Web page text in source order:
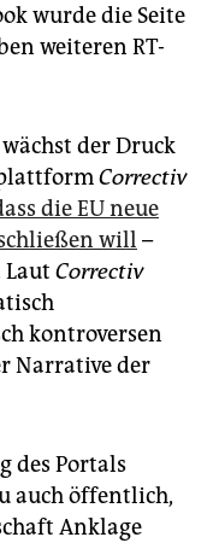
wurde die Seite
weiteren RT-
wächst der Druck
Correctiv
die EU neue
will –
Laut Correctiv
kontroversen
Narrative der
des Portals
auch öffentlich,
Anklage